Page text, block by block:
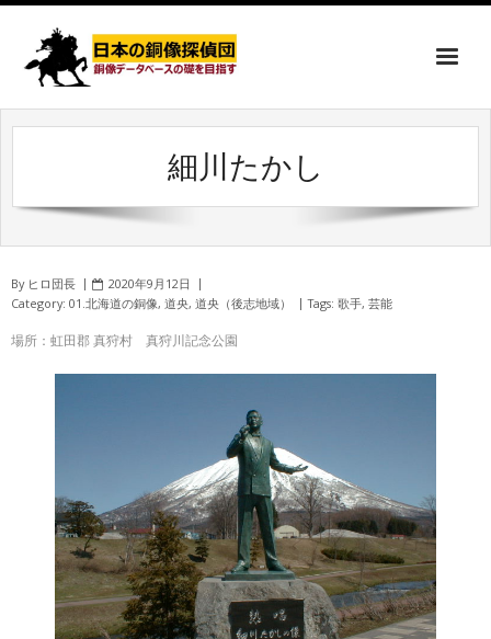
細川たかし
By ヒロ団長
2020年9月12日
Category: 01.北海道の銅像, 道央, 道央（後志地域） Tags: 歌手, 芸能
場所：虹田郡 真狩村 真狩川記念公園